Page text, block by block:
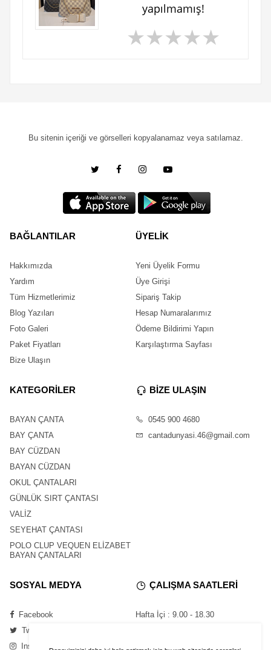
yapılmamış!
★★★★★
Bu sitenin içeriği ve görselleri kopyalanamaz veya satılamaz.
BAĞLANTILAR
Hakkımızda
Yardım
Tüm Hizmetlerimiz
Blog Yazıları
Foto Galeri
Paket Fiyatları
Bize Ulaşın
ÜYELİK
Yeni Üyelik Formu
Üye Girişi
Sipariş Takip
Hesap Numaralarımız
Ödeme Bildirimi Yapın
Karşılaştırma Sayfası
KATEGORİLER
BAYAN ÇANTA
BAY ÇANTA
BAY CÜZDAN
BAYAN CÜZDAN
OKUL ÇANTALARI
GÜNLÜK SIRT ÇANTASI
VALİZ
SEYEHAT ÇANTASI
POLO CLUP VEQUEN ELİZABET
BAYAN ÇANTALARI
BİZE ULAŞIN
0545 900 4680
cantadunyasi.46@gmail.com
SOSYAL MEDYA
Facebook
Twitter
Instagram
ÇALIŞMA SAATLERİ
Hafta İçi : 9.00 - 18.30
Pazar : Kapalı